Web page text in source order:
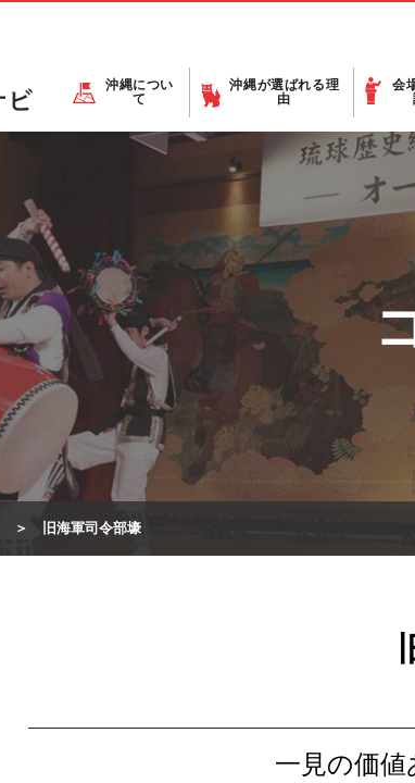
沖縄につい
て
沖縄が選ばれる理
由
会
旧海軍司令部壕
一見の価